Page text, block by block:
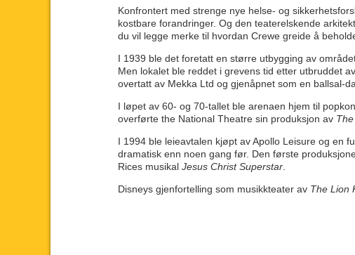
Konfrontert med strenge nye helse- og
kostbare forandringer. Og den teaterelskende
du vil legge merke til hvordan Crewe greide å
I 1939 ble det foretatt en større utbygging av
Men lokalet ble reddet i grevens tid etter utbruddet
overtatt av Mekka Ltd og gjenåpnet som en ballsal-
I løpet av 60- og 70-tallet ble arenaen hjem til
overførte the National Theatre sin produksjon av
I 1994 ble leieavtalen kjøpt av Apollo Leisure og en
dramatisk enn noen gang før. Den første
Rices musikal Jesus Christ Superstar
Disneys gjenfortelling som musikkteater av The Lion